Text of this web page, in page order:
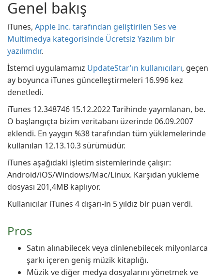
Genel bakış
iTunes, Apple Inc. tarafından geliştirilen Ses ve
Multimedya kategorisinde Ücretsiz Yazılım bir
yazılımdır.
İstemci uygulamamız UpdateStar'ın kullanıcıları, geçen
ay boyunca iTunes güncelleştirmeleri 16.996 kez
denetledi.
iTunes 12.348746 15.12.2022 Tarihinde yayımlanan, be.
O başlangıçta bizim veritabanı üzerinde 06.09.2007
eklendi. En yaygın %38 tarafından tüm yüklemelerinde
kullanılan 12.13.10.3 sürümüdür.
iTunes aşağıdaki işletim sistemlerinde çalışır:
Android/iOS/Windows/Mac/Linux. Karşıdan yükleme
dosyası 201,4MB kaplıyor.
Kullanıcılar iTunes 4 dışarı-in 5 yıldız bir puan verdi.
Pros
Satın alınabilecek veya dinlenebilecek milyonlarca
şarkı içeren geniş müzik kitaplığı.
Müzik ve diğer medya dosyalarını yönetmek ve